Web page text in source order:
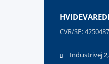
CVR/SE:
Industrivej